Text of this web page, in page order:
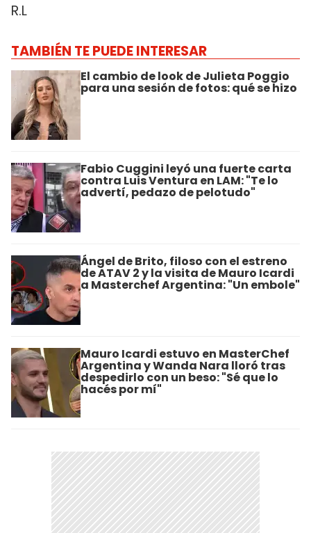
R.L
TAMBIÉN TE PUEDE INTERESAR
El cambio de look de Julieta Poggio
para una sesión de fotos: qué se hizo
Fabio Cuggini leyó una fuerte carta
contra Luis Ventura en LAM: "Te lo
advertí, pedazo de pelotudo"
Ángel de Brito, filoso con el estreno
de ATAV 2 y la visita de Mauro Icardi
a Masterchef Argentina: "Un embole"
Mauro Icardi estuvo en MasterChef
Argentina y Wanda Nara lloró tras
despedirlo con un beso: "Sé que lo
hacés por mí"